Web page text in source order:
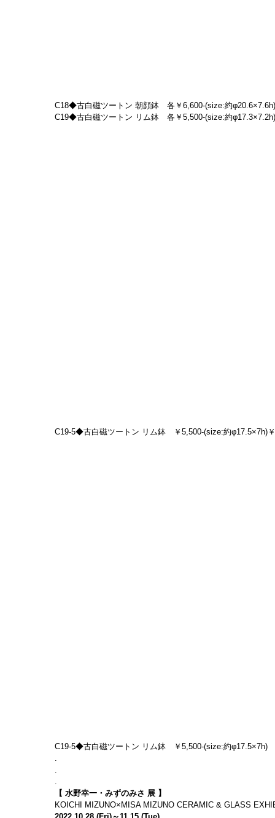
C18◆古白磁ツートン 朝顔鉢　各￥6,600-(size:約φ20.6×7.6h)
C19◆古白磁ツートン リム鉢　各￥5,500-(size:約φ17.3×7.2h)
C19-5◆古白磁ツートン リム鉢　￥5,500-(size:約φ17.5×7h)￥
C19-5◆古白磁ツートン リム鉢　￥5,500-(size:約φ17.5×7h)
.
.
.
【 水野幸一・みずのみさ 展 】
KOICHI MIZUNO×MISA MIZUNO CERAMIC & GLASS